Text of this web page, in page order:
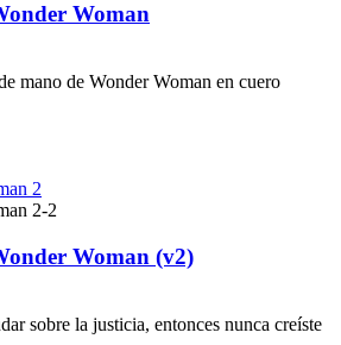
Woman
mano de Wonder Woman en cuero
Woman (v2)
sobre la justicia, entonces nunca creíste